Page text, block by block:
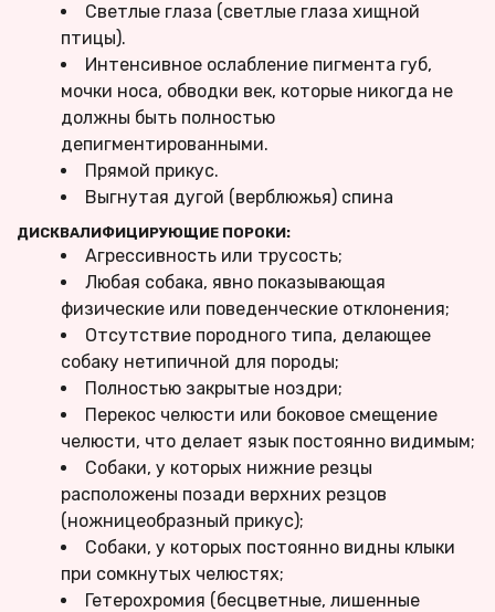
Светлые глаза (светлые глаза хищной
птицы).
Интенсивное ослабление пигмента губ,
мочки носа, обводки век, которые никогда не
должны быть полностью
депигментированными.
Прямой прикус.
Выгнутая дугой (верблюжья) спина
ДИСКВАЛИФИЦИРУЮЩИЕ ПОРОКИ:
Агрессивность или трусость;
Любая собака, явно показывающая
физические или поведенческие отклонения;
Отсутствие породного типа, делающее
собаку нетипичной для породы;
Полностью закрытые ноздри;
Перекос челюсти или боковое смещение
челюсти, что делает язык постоянно видимым;
Собаки, у которых нижние резцы
расположены позади верхних резцов
(ножницеобразный прикус);
Собаки, у которых постоянно видны клыки
при сомкнутых челюстях;
Гетерохромия (бесцветные, лишенные